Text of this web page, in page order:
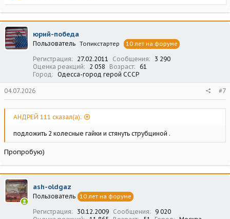
а
к
ц
и
и
юрий-победа
Пользователь Топикстартер 10 лет на форуме
Регистрация 27.02.2011 Сообщения
3 290
Оценка реакций
2 058 Возраст
61
Город
Одесса-город герой СССР
04.07.2026 #7
АНДРЕЙ 111 сказал(а):
подложить 2 колесные гайки и стянуть струбциной .
Пропробую)
ash-oldgaz
Пользователь 10 лет на форуме
Регистрация 30.12.2009 Сообщения
9 020